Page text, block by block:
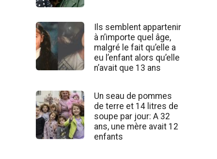
Ils semblent appartenir
à n’importe quel âge,
malgré le fait qu’elle a
eu l’enfant alors qu’elle
n’avait que 13 ans
Un seau de pommes
de terre et 14 litres de
soupe par jour: A 32
ans, une mère avait 12
enfants